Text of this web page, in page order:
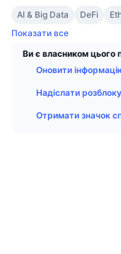
AI & Big Data
DeFi
Показати все
Ви є власником цього
Оновити
Надіслати
Отримати значок